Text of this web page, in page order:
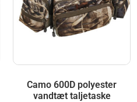
Camo 600D polyester
vandtæt taljetaske